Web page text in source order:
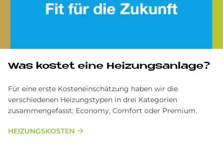
Was kostet eine Heizungsanlage?
Für eine erste Kosteneinschätzung haben wir die
verschiedenen Heizungstypen in drei Kategorien
zusammengefasst: Economy, Comfort oder Premium.
HEIZUNGSKOSTEN